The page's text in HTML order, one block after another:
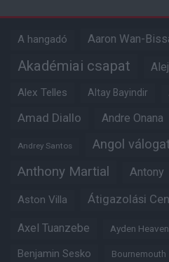
A hangadó Aaron Wan-
Akadémiai csapat
Alex Telles Altay Bayindir
Amad Diallo Andre Onana
Andrey Santos Angol
Anthony Martial Antony
Aston Villa Átigazolási
Axel Tuanzebe Ayden Heaven
Benjamin Sesko Bournemouth